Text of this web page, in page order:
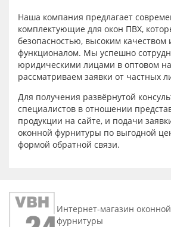
Наша компания предлагает
комплектующие для окон ПВХ,
безопасностью, высоким
функционалом. Мы успешно
юридическими лицами в оптовом
рассматриваем заявки от частных
Для получения развёрнутой
специалистов в отношении
продукции на сайте, и подачи
оконной фурнитуры по выгодной
формой обратной связи.
Интернет-магазин
фурнитуры